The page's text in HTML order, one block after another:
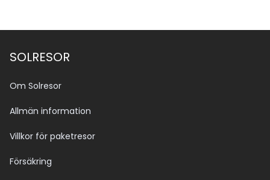
SOLRESOR
Om Solresor
Allmän information
Villkor för paketresor
Försäkring